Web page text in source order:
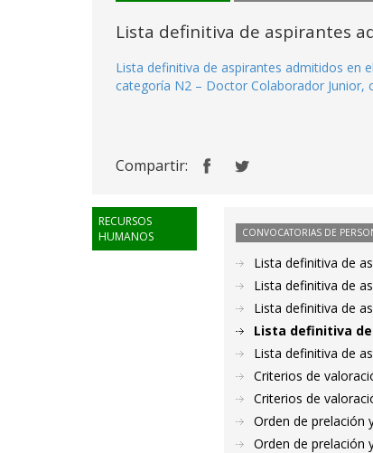
Lista definitiva de aspirantes
Lista definitiva de aspirantes admitidos en
categoría N2 – Doctor Colaborador Junior,
Compartir:
RECURSOS
HUMANOS
CONVOCATORIAS DE
Lista definitiva de
Lista definitiva de
Lista definitiva de
Lista definitiva
Lista definitiva de
Criterios de
Criterios de
Orden de prelación
Orden de prelación